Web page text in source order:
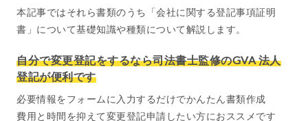
本記事ではそれら書類のうち「会社に関する登記事項証明
書」について基礎知識や種類について解説します。
自分で変更登記をするなら司法書士監修のGVA 法人
登記が便利です
必要情報をフォームに入力するだけでかんたん書類作成
費用と時間を抑えて変更登記申請したい方におススメです